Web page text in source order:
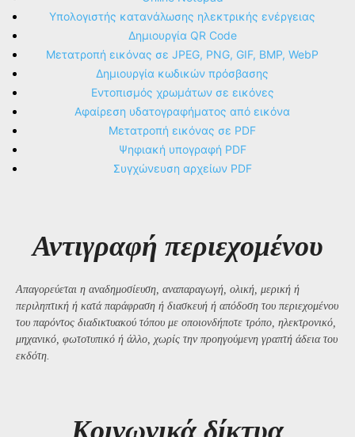
Υπολογιστής κατανάλωσης ηλεκτρικής ενέργειας
Δημιουργία QR Code
Μετατροπή εικόνας σε JPEG, PNG, GIF, BMP, WebP
Δημιουργία κωδικών πρόσβασης
Εντοπισμός χρωμάτων σε εικόνες
Αφαίρεση υδατογραφήματος από εικόνα
Μετατροπή εικόνας σε PDF
Ψηφιακή υπογραφή PDF
Συγχώνευση αρχείων PDF
Αντιγραφή περιεχομένου
Απαγορεύεται η αναδημοσίευση, αναπαραγωγή, ολική, μερική ή
περιληπτική ή κατά παράφραση ή διασκευή ή απόδοση του περιεχομένου
του παρόντος διαδικτυακού τόπου με οποιονδήποτε τρόπο, ηλεκτρονικό,
μηχανικό, φωτοτυπικό ή άλλο, χωρίς την προηγούμενη γραπτή άδεια του
εκδότη.
Kοινωνικά δίκτυα